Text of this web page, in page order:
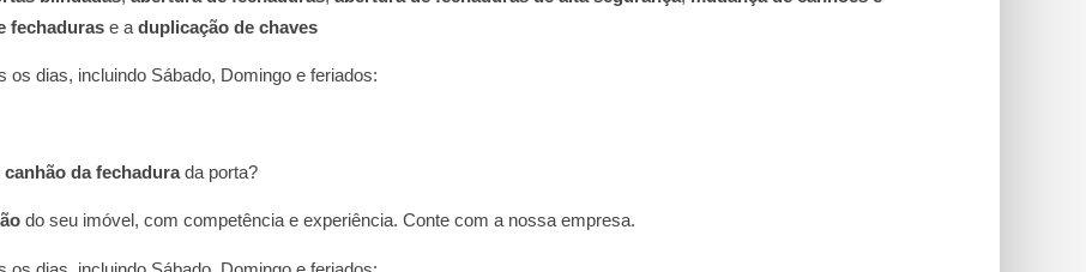
fechaduras e a duplicação de chaves
os dias, incluindo Sábado, Domingo e feriados:
canhão da fechadurada porta?
do seu imóvel, com competência e experiência. Conte com a nossa empresa.